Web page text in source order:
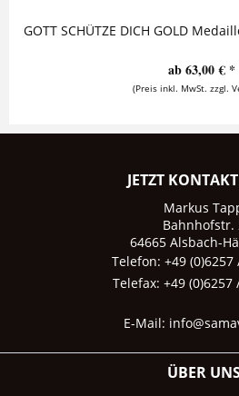
ab 63,00 € *
(Preis inkl. MwSt. zzgl.
JETZT
Markus
Bahnhofstr.
64665 Alsbach-
Telefon: +49 (0)6257
Telefax: +49 (0)6257
E-Mail:
ÜBER